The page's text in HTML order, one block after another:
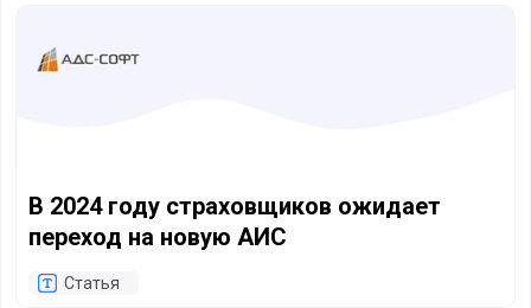
В 2024 году страховщиков ожидает
переход на новую АИС
Статья